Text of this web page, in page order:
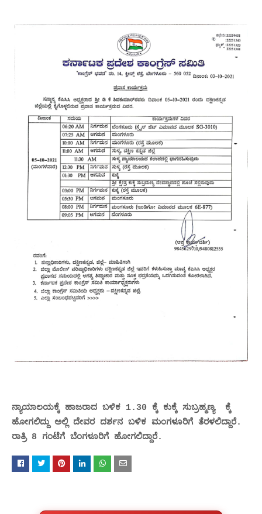
ನ್ಯಾಯಾಲಯಕ್ಕೆ ಹಾಜರಾದ ಬಳಿಕ 1.30 ಕ್ಕೆ ಕುಕ್ಕೆ ಸುಬ್ರಹ್ಮಣ್ಯ ಕ್ಕೆ
ಹೋಗಲಿದ್ದು ಅಲ್ಲಿ ದೇವರ ದರ್ಶನ ಬಳಿಕ ಮಂಗಳೂರಿಗೆ ತೆರಳಲಿದ್ದಾರೆ.
ರಾತ್ರಿ 8 ಗಂಟೆಗೆ ಬೆಂಗಳೂರಿಗೆ ಹೋಗಲಿದ್ದಾರೆ.